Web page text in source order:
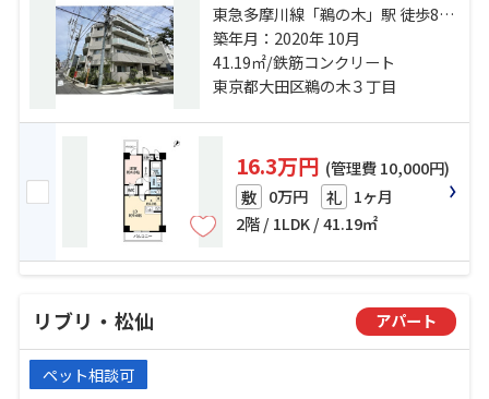
東急多摩川線「鵜の木」駅 徒歩8分
東急多摩川線「沼部」駅 徒歩8分 東
急池上線「久が原」駅 徒歩13分
築年月：2020年 10月
41.19㎡/鉄筋コンクリート
東京都大田区鵜の木３丁目
16.3万円 (管理費 10,000円)
敷 0万円 礼 1ヶ月
2階 / 1LDK / 41.19㎡
リブリ・松仙 アパート
ペット相談可